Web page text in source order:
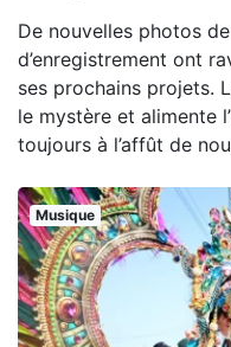
De nouvelles photos
d’enregistrement ont
ses prochains projets.
le mystère et alimente
toujours à l’affût de
Musique